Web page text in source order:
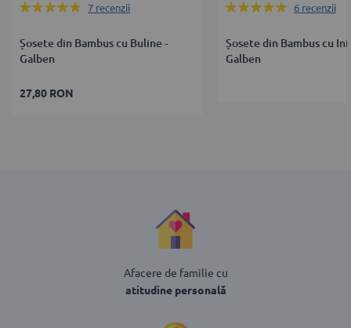
Rating:
7 recenzii
Șosete din Bambus cu Buline -
Galben
27,80 RON
Rating:
6 recenzii
Șosete din Bambus cu
Galben
Afacere de familie cu
atitudine personală